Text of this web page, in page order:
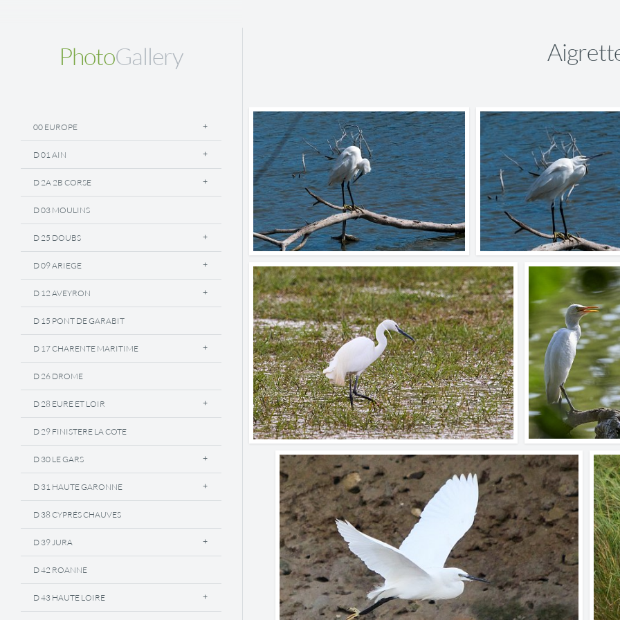
PhotoGallery
00 EUROPE
D 01 AIN
D 2A 2B CORSE
D 03 MOULINS
D 25 DOUBS
D 09 ARIEGE
D 12 AVEYRON
D 15 PONT DE GARABIT
D 17 CHARENTE MARITIME
D 26 DROME
D 28 EURE ET LOIR
D 29 FINISTERE LA COTE
D 30 LE GARS
D 31 HAUTE GARONNE
D 38 CYPRÉS CHAUVES
D 39 JURA
D 42 ROANNE
D 43 HAUTE LOIRE